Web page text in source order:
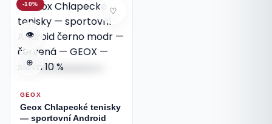
-10%
♡
👁
⊕
GEOX
Geox Chlapecké tenisky
— sportovní Android